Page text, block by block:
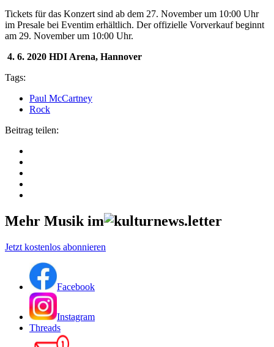
Tickets für das Konzert sind ab dem 27. November um 10:00 Uhr
im Presale bei Eventim erhältlich. Der offizielle Vorverkauf beginnt
am 29. November um 10:00 Uhr.
4. 6. 2020 HDI Arena, Hannover
Tags:
Paul McCartney
Rock
Beitrag teilen:
Mehr Musik im
Jetzt kostenlos abonnieren
Facebook
Instagram
Threads